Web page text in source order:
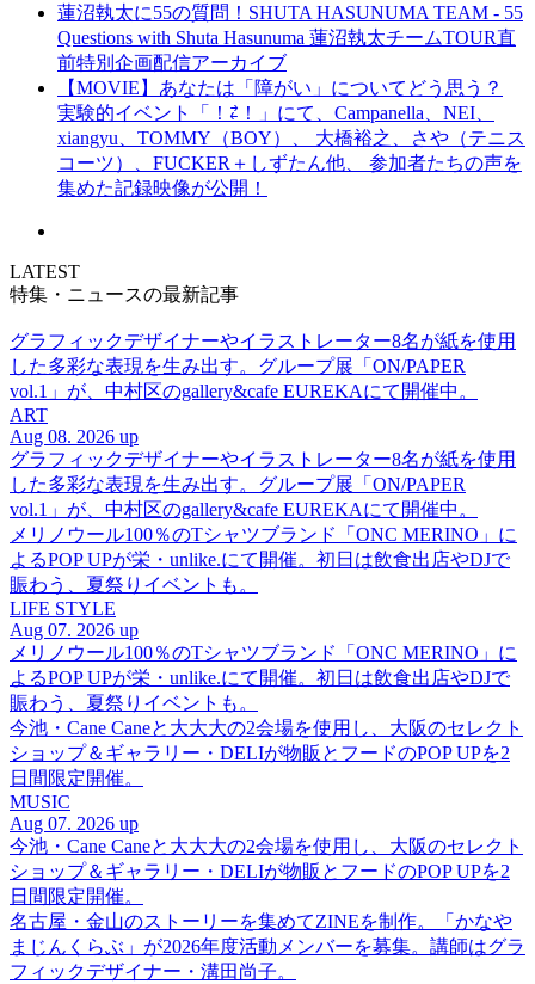
蓮沼執太に55の質問！SHUTA HASUNUMA TEAM - 55
Questions with Shuta Hasunuma 蓮沼執太チームTOUR直
前特別企画配信アーカイブ
【MOVIE】あなたは「障がい」についてどう思う？
実験的イベント「！⇄！」にて、Campanella、NEI、
xiangyu、TOMMY（BOY）、 大橋裕之、さや（テニス
コーツ）、FUCKER＋しずたん他、 参加者たちの声を
集めた記録映像が公開！
LATEST
特集・ニュースの最新記事
グラフィックデザイナーやイラストレーター8名が紙を使用
した多彩な表現を生み出す。グループ展「ON/PAPER
vol.1」が、中村区のgallery&cafe EUREKAにて開催中。
ART
Aug 08. 2026 up
グラフィックデザイナーやイラストレーター8名が紙を使用
した多彩な表現を生み出す。グループ展「ON/PAPER
vol.1」が、中村区のgallery&cafe EUREKAにて開催中。
メリノウール100％のTシャツブランド「ONC MERINO」に
よるPOP UPが栄・unlike.にて開催。初日は飲食出店やDJで
賑わう、夏祭りイベントも。
LIFE STYLE
Aug 07. 2026 up
メリノウール100％のTシャツブランド「ONC MERINO」に
よるPOP UPが栄・unlike.にて開催。初日は飲食出店やDJで
賑わう、夏祭りイベントも。
今池・Cane Caneと大大大の2会場を使用し、大阪のセレクト
ショップ＆ギャラリー・DELIが物販とフードのPOP UPを2
日間限定開催。
MUSIC
Aug 07. 2026 up
今池・Cane Caneと大大大の2会場を使用し、大阪のセレクト
ショップ＆ギャラリー・DELIが物販とフードのPOP UPを2
日間限定開催。
名古屋・金山のストーリーを集めてZINEを制作。「かなや
まじんくらぶ」が2026年度活動メンバーを募集。講師はグラ
フィックデザイナー・溝田尚子。